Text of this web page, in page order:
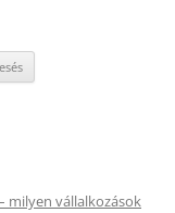
milyen vállalkozások